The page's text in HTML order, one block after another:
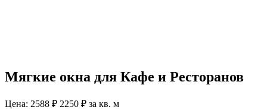
Мягкие окна для Кафе и Ресторанов
Цена: 2588 ₽ 2250 ₽ за кв. м